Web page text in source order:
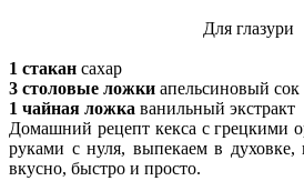
Для глазури
1 стакан сахар
3 столовые ложки апельсиновый сок
1 чайная ложка ванильный экстракт
Домашний рецепт кекса с грецкими
руками с нуля, выпекаем в
вкусно, быстро и просто.